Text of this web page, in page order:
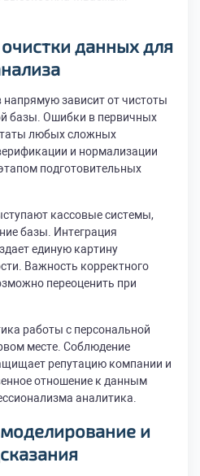
данных для
напрямую зависит от чистоты
базы. Ошибки в первичных
любых сложных
и нормализации
подготовительных
кассовые системы,
базы. Интеграция
единую картину
Важность корректного
переоценить при
работы с персональной
месте. Соблюдение
репутацию компании и
отношение к данным
аналитика.
и